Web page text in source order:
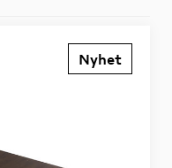
Nyhet